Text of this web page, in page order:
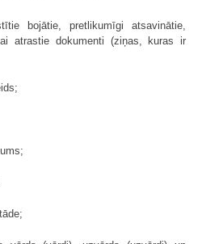
bojātie, pretlikumīgi atsavinātie,
atrastie dokumenti (ziņas, kuras ir